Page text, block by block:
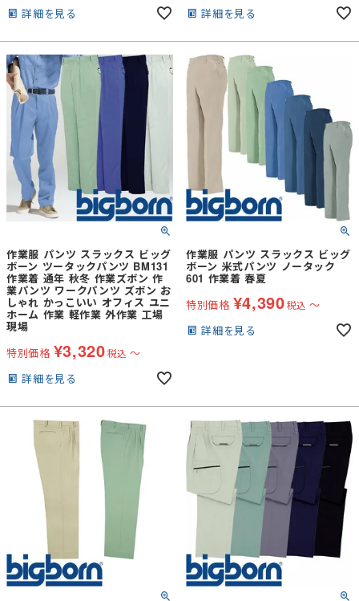
詳細を見る
詳細を見る
作業服 パンツ スラックス ビッグ
ボーン ツータックパンツ BM131
作業着 通年 秋冬 作業ズボン 作
業パンツ ワークパンツ ズボン お
しゃれ かっこいい オフィス ユニ
ホーム 作業 軽作業 外作業 工場
現場
特別価格 ¥3,320税込 〜
詳細を見る
作業服 パンツ スラックス ビッグ
ボーン 米式パンツ ノータック
601 作業着 春夏
特別価格 ¥4,390税込 〜
詳細を見る